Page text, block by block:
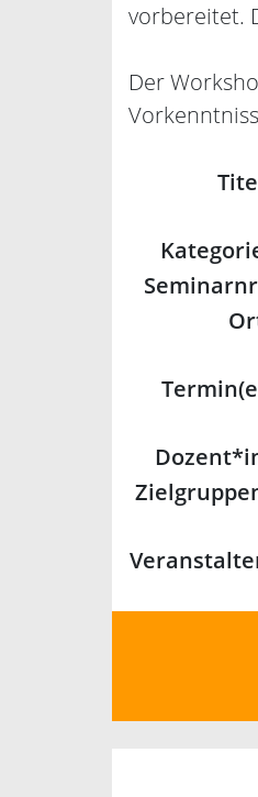
vorbereitet.
Der